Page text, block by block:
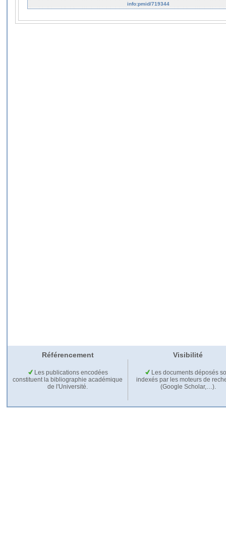
info:pmid/719344
Référencement Visibilité
Les publications encodées
constituent la bibliographie académique
de l'Université.
Les documents déposés
indexés par les moteurs de
(Google Scholar,…).